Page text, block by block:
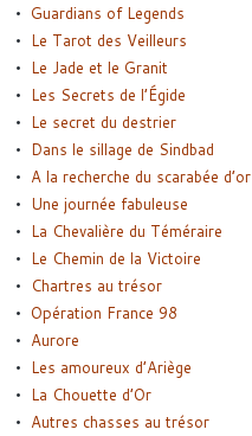
Guardians of Legends
Le Tarot des Veilleurs
Le Jade et le Granit
Les Secrets de l’Égide
Le secret du destrier
Dans le sillage de Sindbad
A la recherche du scarabée d’or
Une journée fabuleuse
La Chevalière du Téméraire
Le Chemin de la Victoire
Chartres au trésor
Opération France 98
Aurore
Les amoureux d’Ariège
La Chouette d’Or
Autres chasses au trésor